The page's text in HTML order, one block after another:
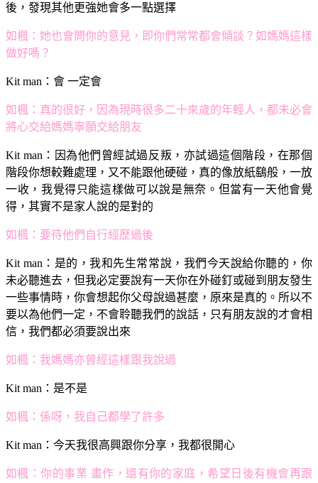
後，發現其他更強她會多一點選擇
如楓： 她也會問你的意見，即你們常常都會傾談？如媽媽這樣
做好嗎？
Kit man： 會 一定會
如楓： 真的很好，因為現時很多二十來歲的年輕人，都未必會
將心交給媽媽寧願交給朋友
Kit man： 因為他們曾經試過反叛，亦試過這個階段，在那個
階段你想較難處理，又不能跟他硬碰，真的像放紙鷂般，一放
一收，我覺得只能這樣做可以說是無奈。但當有一天他會覺
得，其實不是家人說的是對的
如楓： 要待他們自行經歷過後
Kit man： 是的，我和先生常常說，我們今天說給你聽的，你
未必聽進去，但我必定要說有一天你在外碰釘或碰到朋友發生
一些事情時，你會想起你父母說過甚麼，原來是真的。所以不
要以為他們一定，不會聆聽我們的說話，只有朋友說的才會相
信，我們都必須要說出來
如楓： 我媽媽亦曾經這樣跟我說過
Kit man： 是不是
如楓： 係呀，我自己都學了許多
Kit man： 今天我很高興跟你分享，我都很開心
如楓：你的事業 畫作，還有你的家庭，希望日後有機會再跟